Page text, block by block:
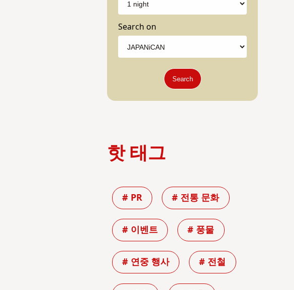
Search on
Search
핫 태그
# PR # 전통 문화
# 이벤트 # 풍물
# 연중 행사 # 전철